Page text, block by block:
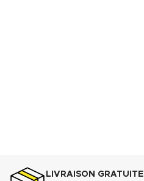
LIVRAISON GRATUITE